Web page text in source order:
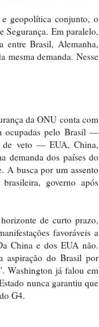
geopolítica conjunto, o
Segurança. Em paralelo,
Brasil, Alemanha,
mesma demanda. Nesse
da ONU conta com
ocupadas pelo Brasil —
de veto — EUA, China,
demanda dos países do
A busca por um assento
governo após
de curto prazo,
favoráveis a
China e dos EUA não.
aspiração do Brasil por
Washington já falou em
nunca garantiu que
G4.